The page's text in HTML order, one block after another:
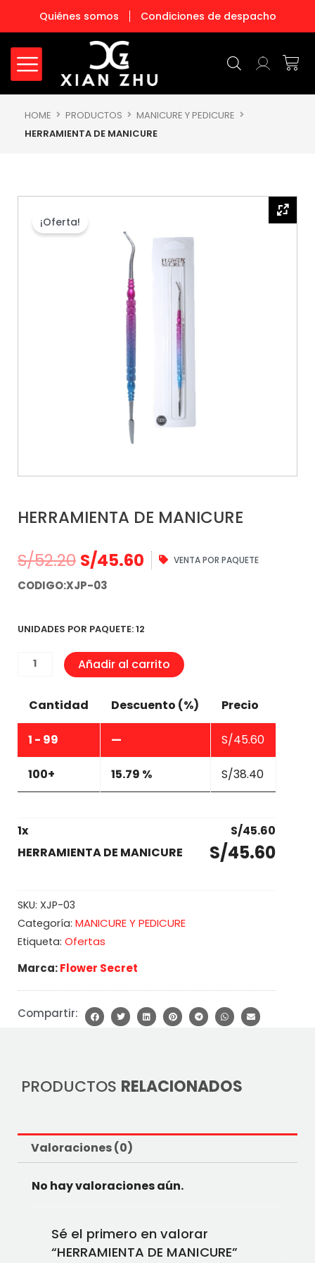
contenido
Quiénes somos Condiciones de despacho
HOME PRODUCTOS
MANICURE Y PEDICURE
HERRAMIENTA DE MANICURE
¡Oferta!
HERRAMIENTA DE MANICURE
S/52.20 S/45.60 VENTA POR PAQUETE
CODIGO:XJP-03
UNIDADES POR PAQUETE: 12
HERRAMIENTA
MANICURE
Añadir al carrito
Cantidad Descuento (%) Precio
1 - 99 — S/45.60
100+ 15.79 % S/38.40
1x S/45.60
HERRAMIENTA DE MANICURE
S/45.60
SKU: XJP-03
Categoría: MANICURE Y PEDICURE
Etiqueta: Ofertas
Marca:Flower Secret
Compartir:
PRODUCTOS RELACIONADOS
Valoraciones (0)
No hay valoraciones aún.
Sé el primero en valorar
“HERRAMIENTA DE MANICURE”